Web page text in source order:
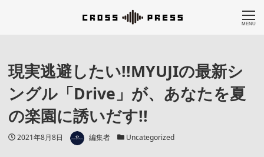
MENU
現実逃避したい!!MYUJIの最新シ
ングル「Drive」が、あなたを夏
の楽園に誘いだす!!
投稿日
2021年8月8日 著者 編集者 カテゴリー
Uncategorized